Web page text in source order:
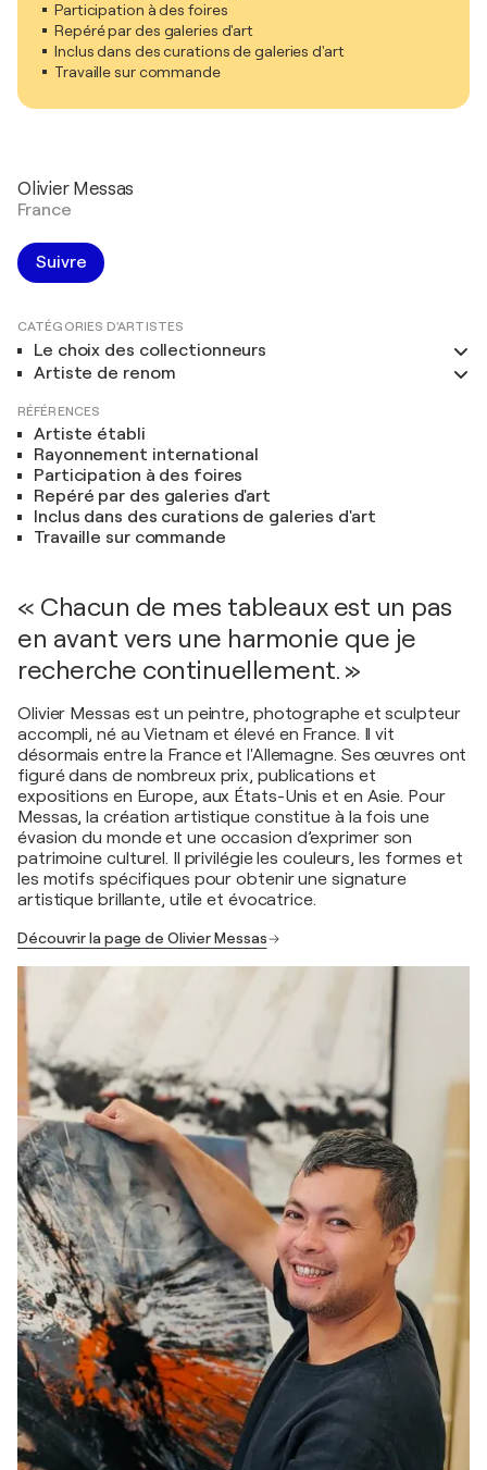
Participation à des foires
Repéré par des galeries d'art
Inclus dans des curations de galeries d'art
Travaille sur commande
Olivier Messas
France
Suivre
CATÉGORIES D'ARTISTES
Le choix des collectionneurs
Artiste de renom
RÉFÉRENCES
Artiste établi
Rayonnement international
Participation à des foires
Repéré par des galeries d'art
Inclus dans des curations de galeries d'art
Travaille sur commande
« Chacun de mes tableaux est un pas
en avant vers une harmonie que je
recherche continuellement. »
Olivier Messas est un peintre, photographe et sculpteur
accompli, né au Vietnam et élevé en France. Il vit
désormais entre la France et l'Allemagne. Ses œuvres ont
figuré dans de nombreux prix, publications et
expositions en Europe, aux États-Unis et en Asie. Pour
Messas, la création artistique constitue à la fois une
évasion du monde et une occasion d’exprimer son
patrimoine culturel. Il privilégie les couleurs, les formes et
les motifs spécifiques pour obtenir une signature
artistique brillante, utile et évocatrice.
Découvrir la page de Olivier Messas